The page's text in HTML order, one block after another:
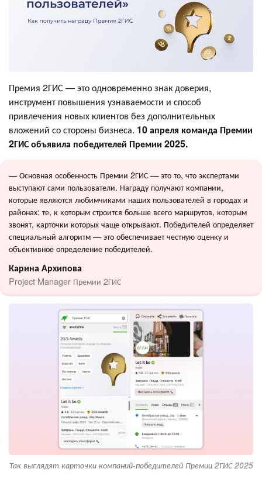
Премия 2ГИС — это одновременно знак доверия,
инструмент повышения узнаваемости и способ
привлечения новых клиентов без дополнительных
вложений со стороны бизнеса. 10 апреля команда Премии
2ГИС объявила победителей Премии 2025.
— Основная особенность Премии 2ГИС — это то, что экспертами
выступают сами пользователи. Награду получают компании,
которые являются любимчиками наших пользователей в городах и
районах: те, к которым строится больше всего маршрутов, которым
звонят, карточки которых чаще открывают. Победителей определяет
специальный алгоритм — это обеспечивает честную оценку и
объективное определение победителей.
Карина Архипова
Project Manager Премии 2ГИС
Так выглядят карточки компаний-победителей Премии 2ГИС 2025